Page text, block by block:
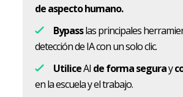
de aspecto humano.
Bypasslas principales
detección de IA con un solo clic.
UtiliceAI de forma seguray
en la escuela y el trabajo.